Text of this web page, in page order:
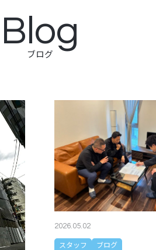
ブログ
Blog
2026.05.02
スタッフ ブログ